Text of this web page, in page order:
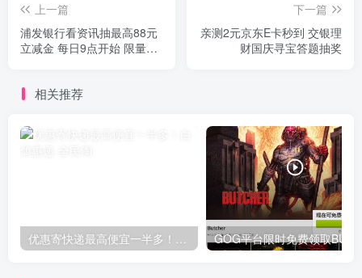
上一篇
浦发银行看资讯抽最高88元
立减金 每日9点开始 限量
下一篇
亲测2元京东E卡秒到 交银理
财国庆寻宝答题抽奖
相关推荐
优惠寄快递最高便宜一半多！白鸽惠递